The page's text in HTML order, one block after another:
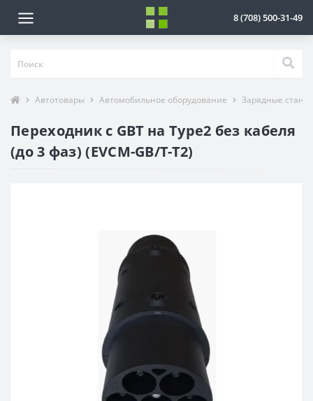
8 (708) 500-31-49
Автотовары Автомобильное оборудование Зарядные
Переходник с GBT на Type2 без кабеля
(до 3 фаз) (EVCM-GB/T-T2)